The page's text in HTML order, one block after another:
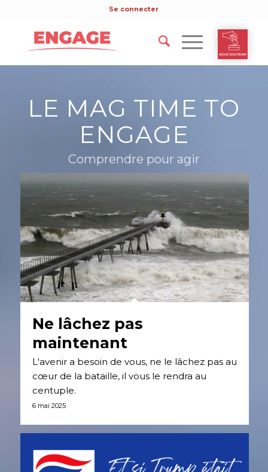
Se connecter
LE MAG TIME TO
ENGAGE
Comprendre pour agir
Ne lâchez pas
maintenant
L'avenir a besoin de vous, ne le lâchez pas au
cœur de la bataille, il vous le rendra au
centuple.
6 mai 2025